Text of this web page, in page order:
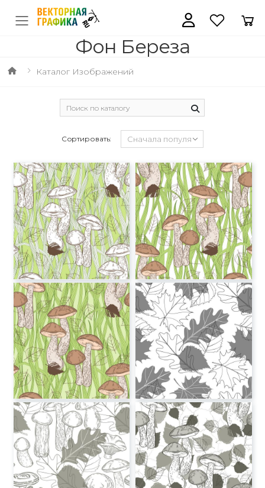
Фон Береза
Каталог Изображений
Сортировать: